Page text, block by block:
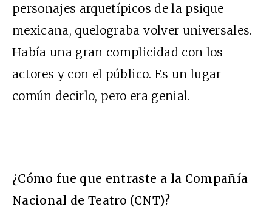
personajes arquetípicos de la psique
mexicana, quelograba volver universales.
Había una gran complicidad con los
actores y con el público. Es un lugar
común decirlo, pero era genial.
¿Cómo fue que entraste a la Compañía
Nacional de Teatro (CNT)?